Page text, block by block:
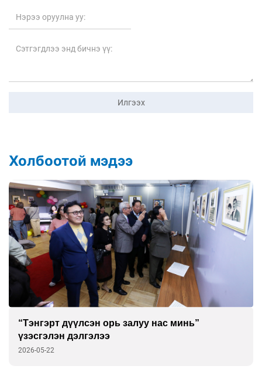
Илгээх
Холбоотой мэдээ
“Тэнгэрт дүүлсэн орь залуу нас минь”
үзэсгэлэн дэлгэлээ
2026-05-22